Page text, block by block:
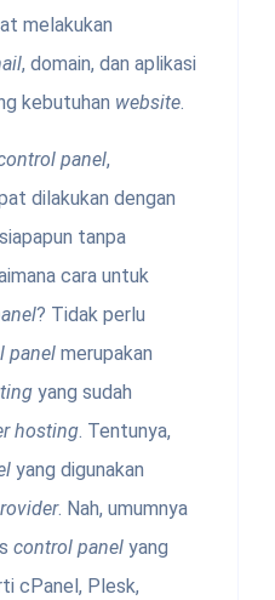
melakukan
, domain, dan aplikasi
kebutuhan website.
panel,
dilakukan dengan
tanpa
cara untuk
? Tidak perlu
panel merupakan
yang sudah
hosting. Tentunya,
yang digunakan
. Nah, umumnya
control panel yang
cPanel, Plesk,